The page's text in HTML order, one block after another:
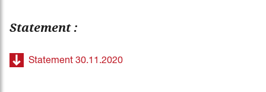
Statement :
Statement 30.11.2020